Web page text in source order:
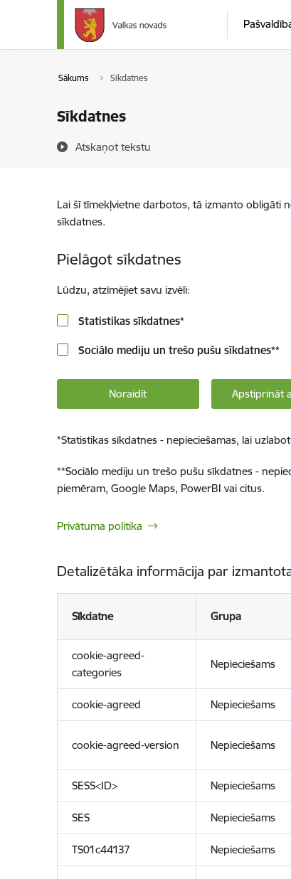
Pāriet uz lapas saturu
Sākums Sīkdatnes
Sīkdatnes
Atskaņot tekstu
Lai šī tīmekļvietne darbotos, tā izmanto obligāti
sīkdatnes.
Pielāgot sīkdatnes
Lūdzu, atzīmējiet savu izvēli:
Statistikas sīkdatnes*
Sociālo mediju un trešo pušu sīkdatnes**
Noraidīt Apstiprināt
*Statistikas sīkdatnes - nepieciešamas, lai
**Sociālo mediju un trešo pušu sīkdatnes -
piemēram, Google Maps, PowerBI vai citus.
Privātuma politika
Detalizētāka informācija par
Sīkdatne Grupa
cookie-agreed-
categories
Nepieciešams
cookie-agreed Nepieciešams
cookie-agreed-version Nepieciešams
SESS<ID> Nepieciešams
SES Nepieciešams
TS01c44137 Nepieciešams